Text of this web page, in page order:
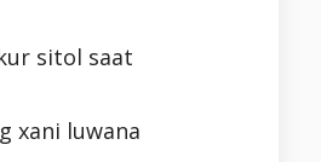
sitol saat
xani luwana